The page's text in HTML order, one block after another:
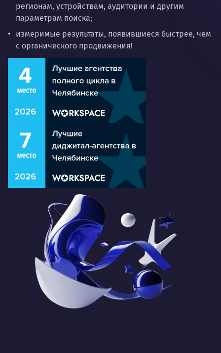
регионам, устройствам, аудитории и другим
параметрам поиска;
измеримые результаты, появившиеся быстрее, чем
с органического продвижения!